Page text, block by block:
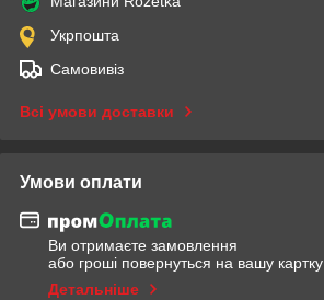
Укрпошта
Самовивіз
Всі умови доставки
Умови оплати
Ви отримаєте замовлення
або гроші повернуться на вашу картку
Детальніше